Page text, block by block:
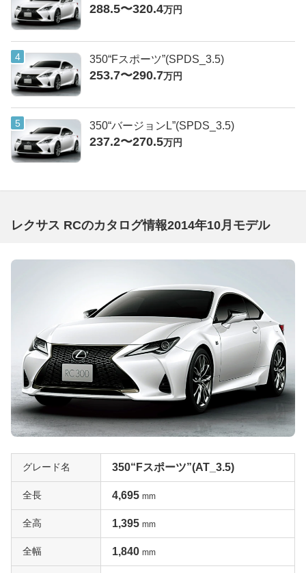
288.5〜320.4万円
350“Fスポーツ”(SPDS_3.5)
253.7〜290.7万円
350“バージョンL”(SPDS_3.5)
237.2〜270.5万円
レクサス RCのカタログ情報2014年10月モデル
グレード名 350“Fスポーツ”(AT_3.5)
全長 4,695 mm
全高 1,395 mm
全幅 1,840 mm